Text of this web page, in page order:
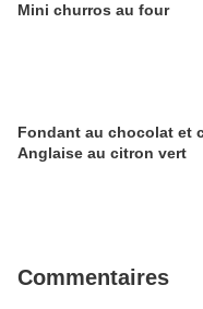
Mini churros au four
Fondant au chocolat et
Anglaise au citron vert
Commentaires